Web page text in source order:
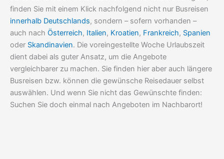
finden Sie mit einem Klick nachfolgend nicht nur Busreisen
innerhalb Deutschlands, sondern – sofern vorhanden –
auch nach Österreich, Italien, Kroatien, Frankreich, Spanien
oder Skandinavien. Die voreingestellte Woche Urlaubszeit
dient dabei als guter Ansatz, um die Angebote
vergleichbarer zu machen. Sie finden hier aber auch längere
Busreisen bzw. können die gewünsche Reisedauer selbst
auswählen. Und wenn Sie nicht das Gewünschte finden:
Suchen Sie doch einmal nach Angeboten im Nachbarort!